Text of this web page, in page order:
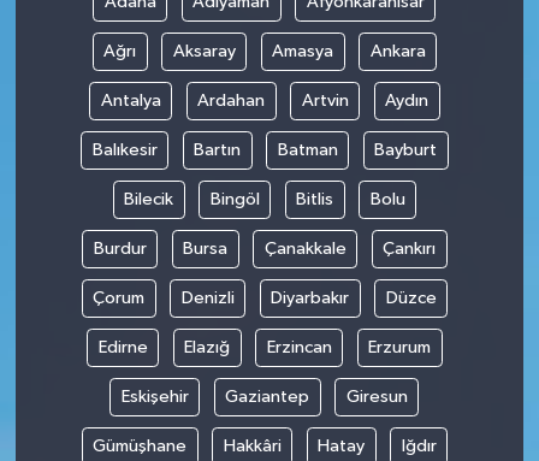
Ağrı Aksaray Amasya Ankara
Antalya Ardahan Artvin Aydın
Balıkesir Bartın Batman Bayburt
Bilecik Bingöl Bitlis Bolu
Burdur Bursa Çanakkale Çankırı
Çorum Denizli Diyarbakır Düzce
Edirne Elazığ Erzincan Erzurum
Eskişehir Gaziantep Giresun
Gümüşhane Hakkâri Hatay Iğdır